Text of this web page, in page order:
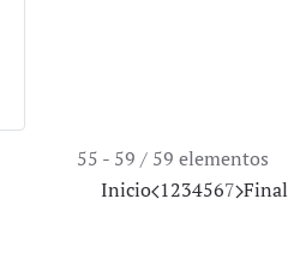
55 - 59 / 59 elementos
Inicio 1234567 Final